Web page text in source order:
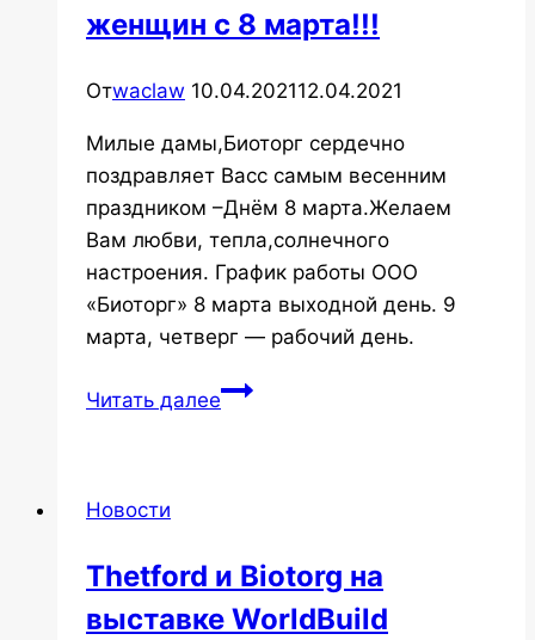
женщин с 8 марта!!!
Отwaclaw 10.04.202112.04.2021
Милые дамы,Биоторг сердечно
поздравляет Васс самым весенним
праздником –Днём 8 марта.Желаем
Вам любви, тепла,солнечного
настроения. График работы ООО
«Биоторг» 8 марта выходной день. 9
марта, четверг — рабочий день.
Читать далееОт
с
8
Новости
Thetford и Biotorg на
выставке WorldBuild